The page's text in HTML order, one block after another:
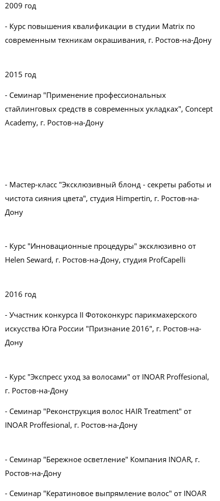
2009 год
- Курс повышения квалификации в студии Matrix по
современным техникам окрашивания, г. Ростов-на-Дону
2015 год
- Семинар "Применение профессиональных
стайлинговых средств в современных укладках", Concept
Academy, г. Ростов-на-Дону
- Мастер-класс "Эксклюзивный блонд - секреты работы и
чистота сияния цвета", студия Himpertin, г. Ростов-на-
Дону
- Курс "Инновационные процедуры" эксклюзивно от
Helen Seward, г. Ростов-на-Дону, студия ProfCapelli
2016 год
- Участник конкурса II Фотоконкурс парикмахерского
искусства Юга России "Признание 2016", г. Ростов-на-
Дону
- Курс "Экспресс уход за волосами" от INOAR Proffesional,
г. Ростов-на-Дону
- Семинар "Реконструкция волос HAIR Treatment" от
INOAR Proffesional, г. Ростов-на-Дону
- Семинар "Бережное осветление" Компания INOAR, г.
Ростов-на-Дону
- Семинар "Кератиновое выпрямление волос" от INOAR